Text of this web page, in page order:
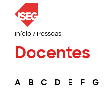
Início/ Pessoas
Docentes
A B C D E F G